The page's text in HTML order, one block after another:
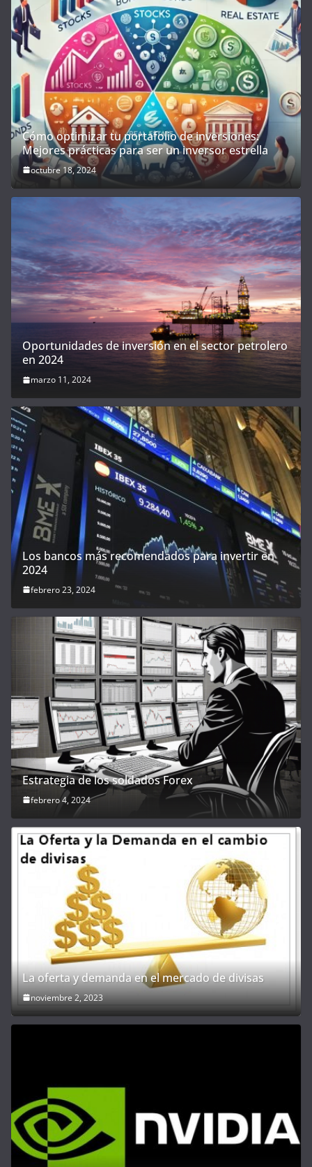
Cómo optimizar tu portafolio de inversiones:
Mejores prácticas para ser un inversor estrella
octubre 18, 2024
Oportunidades de inversión en el sector petrolero
en 2024
marzo 11, 2024
Los bancos más recomendados para invertir en
2024
febrero 23, 2024
Estrategia de los soldados Forex
febrero 4, 2024
La oferta y demanda en el mercado de divisas
noviembre 2, 2023